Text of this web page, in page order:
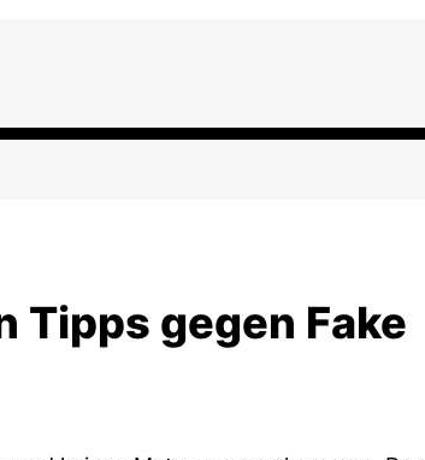
Tipps gegen Fake